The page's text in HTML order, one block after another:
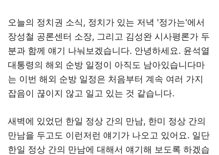
오늘의 정치권 소식, 정치가 있는 저녁 '정가는'에서
장성철 공론센터 소장, 그리고 김성완 시사평론가 두
분과 함께 얘기 나눠보겠습니다. 안녕하세요. 윤석열
대통령의 해외 순방 일정이 아직도 남아있습니다마
는 이번 해외 순방 일정은 처음부터 계속 여러 가지
잡음이 끊이지 않고 일고 있는 것 같습니다.
새벽에 있었던 한일 정상 간의 만남, 한미 정상 간의
만남을 두고도 이런저런 얘기가 나오고 있어요. 일단
한일 정상 간의 만남에 대해서 얘기해 보도록 하겠습